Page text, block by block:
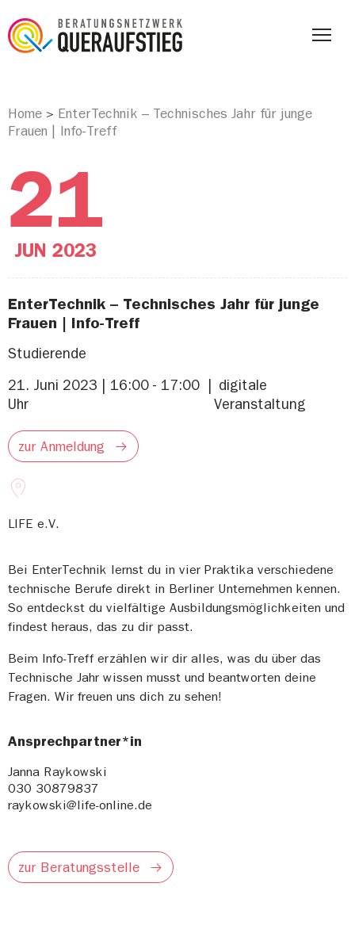
Home > EnterTechnik – Technisches Jahr für junge
Frauen | Info-Treff
21
JUN 2023
EnterTechnik – Technisches Jahr für junge
Frauen | Info-Treff
Studierende
21. Juni 2023 | 16:00 - 17:00
Uhr
digitale
Veranstaltung
zur Anmeldung
LIFE e.V.
Bei EnterTechnik lernst du in vier Praktika verschiedene
technische Berufe direkt in Berliner Unternehmen kennen.
So entdeckst du vielfältige Ausbildungsmöglichkeiten und
findest heraus, das zu dir passt.
Beim Info-Treff erzählen wir dir alles, was du über das
Technische Jahr wissen musst und beantworten deine
Fragen. Wir freuen uns dich zu sehen!
Ansprechpartner*in
Janna Raykowski
030 30879837
raykowski@life-online.de
zur Beratungsstelle